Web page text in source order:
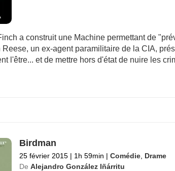
a construit une Machine permettant de
un ex-agent paramilitaire de la CIA,
l'être... et de mettre hors d'état de nuire les
Birdman
25 février 2015 | 1h 59min | Comédie, Drame
De Alejandro González Iñárritu